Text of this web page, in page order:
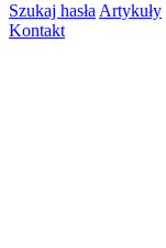
Szukaj hasła Artykuły
Kontakt